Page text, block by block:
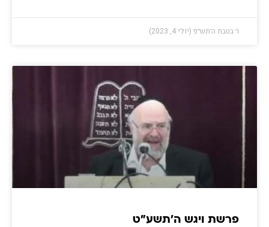
ו׳ בטבת ה׳תש״פ (יולי 4, 2023)
פרשת ויגש ה׳תשע״ט